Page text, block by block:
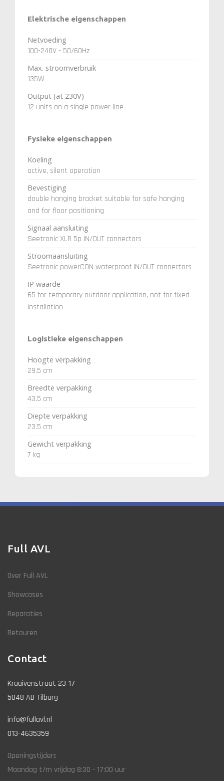
Elektrische eigenschappen
Netvoeding
100-240V - 50/60Hz
Max. stroomverbruik
135W
Output (at 230V)
12 units on a single power line
Fysieke eigenschappen
Koeling
active, silent operation
Bevestiging
double hanging bracket suitable for safe hanging
and for floor positioning
Signaal aansluiting
Seetronic XLR 5p IN/OUT connectors
Stroomaansluiting
Seetronic powerCON waterproof IN/OUT connectors
IP waarde
65 for temporary outdoor application, not for fixed
installation
Logistieke eigenschappen
Hoogte verpakking
29.5 cm
Breedte verpakking
43.5 cm
Diepte verpakking
23.5 cm
Gewicht verpakking
7 kg
Full AVL
Over Full AVL
Showcases
Reparaties
Retouren
Contact
Kraaivenstraat 23-17
5048 AB Tilburg
info@fullavl.nl
013-4635359
Openingstijden:
Maandag t/m vrijdag 8:30 - 17:00 uur